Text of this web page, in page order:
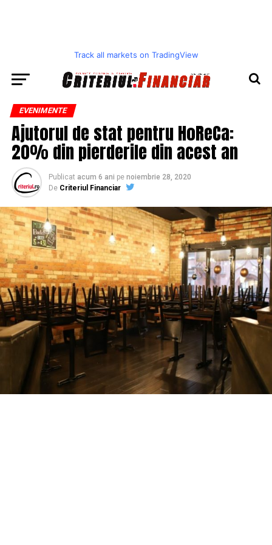
Track all markets on TradingView
EVENIMENTE
Ajutorul de stat pentru HoReCa:
20% din pierderile din acest an
Publicat acum 6 ani pe noiembrie 28, 2020
De Criteriul Financiar